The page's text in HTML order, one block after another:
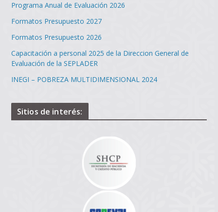
Programa Anual de Evaluación 2026
Formatos Presupuesto 2027
Formatos Presupuesto 2026
Capacitación a personal 2025 de la Direccion General de
Evaluación de la SEPLADER
INEGI – POBREZA MULTIDIMENSIONAL 2024
Sitios de interés: